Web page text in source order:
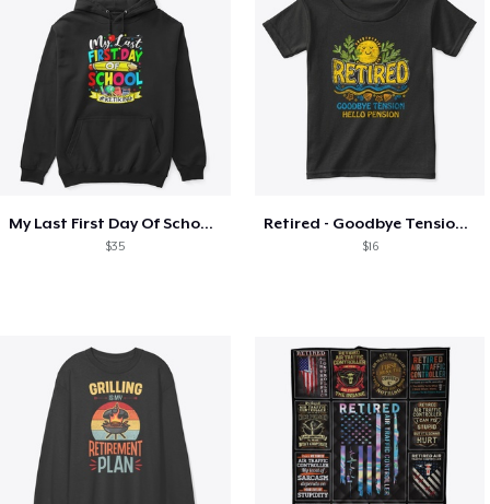
My Last First Day Of School Retiring
$35
Retired - Goodbye Tension Hello Pension
$16